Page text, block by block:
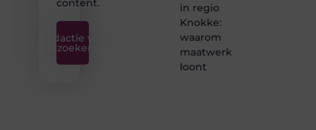
content.
Redactie van
Linkzoekertjes
in regio
Knokke:
waarom
maatwerk
loont